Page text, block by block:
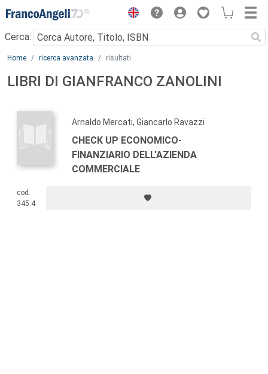
Menu
Cerca:
Main content
Home ricerca avanzata risultati
LIBRI DI GIANFRANCO ZANOLINI
Arnaldo Mercati, Giancarlo Ravazzi
CHECK UP ECONOMICO-
FINANZIARIO DELL'AZIENDA
COMMERCIALE
cod.
345.4